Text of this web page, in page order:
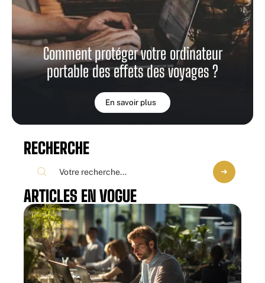
Comment protéger votre ordinateur
portable des effets des voyages ?
En savoir plus
RECHERCHE
ARTICLES EN VOGUE